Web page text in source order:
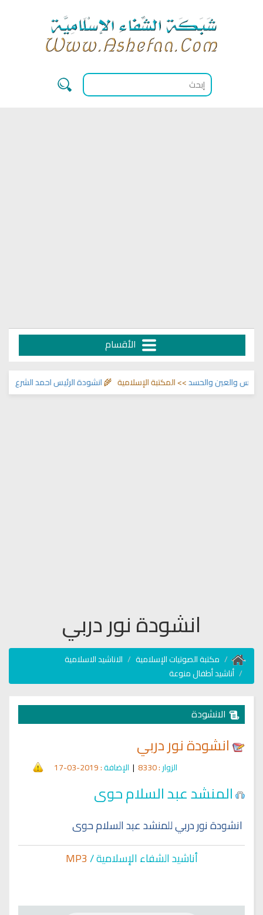
الأقسام
انشودة الرئيس احمد الشرع>> والعين والحسد>> المكتبة الإسلامية 🌾
انشودة نور دربي
مكتبة الصوتيات الإسلامية
الاناشيد الاسلامية
أناشيد أطفال منوعة
الانشودة
انشودة نور دربي
الزوار: 8330
| الإضافة: 2019-03-17
المنشد عبد السلام حوى
انشودة نور دربي للمنشد عبد السلام حوى
أناشيد الشفاء الإسلامية /MP3